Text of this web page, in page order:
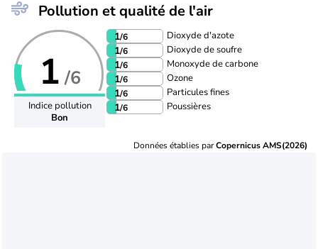
Pollution et qualité de l'air
1 /6
Indice pollution
Bon
1/6 Dioxyde d'azote
1/6 Dioxyde de soufre
1/6 Monoxyde de carbone
1/6 Ozone
1/6 Particules fines
1/6 Poussières
Données établies parCopernicus AMS(2026)